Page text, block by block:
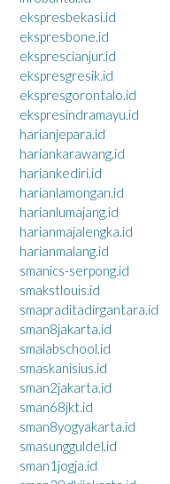
ekspresbekasi.id
ekspresbone.id
eksprescianjur.id
ekspresgresik.id
ekspresgorontalo.id
ekspresindramayu.id
harianjepara.id
hariankarawang.id
hariankediri.id
harianlamongan.id
harianlumajang.id
harianmajalengka.id
harianmalang.id
smanics-serpong.id
smakstlouis.id
smapraditadirgantara.id
sman8jakarta.id
smalabschool.id
smaskanisius.id
sman2jakarta.id
sman68jkt.id
sman8yogyakarta.id
smasungguldel.id
sman1jogja.id